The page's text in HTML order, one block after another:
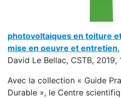
photovoltaiques en toiture
mise en oeuvre et entretien
David Le Bellac, CSTB, 2019,
Avec la collection « Guide
Durable », le Centre